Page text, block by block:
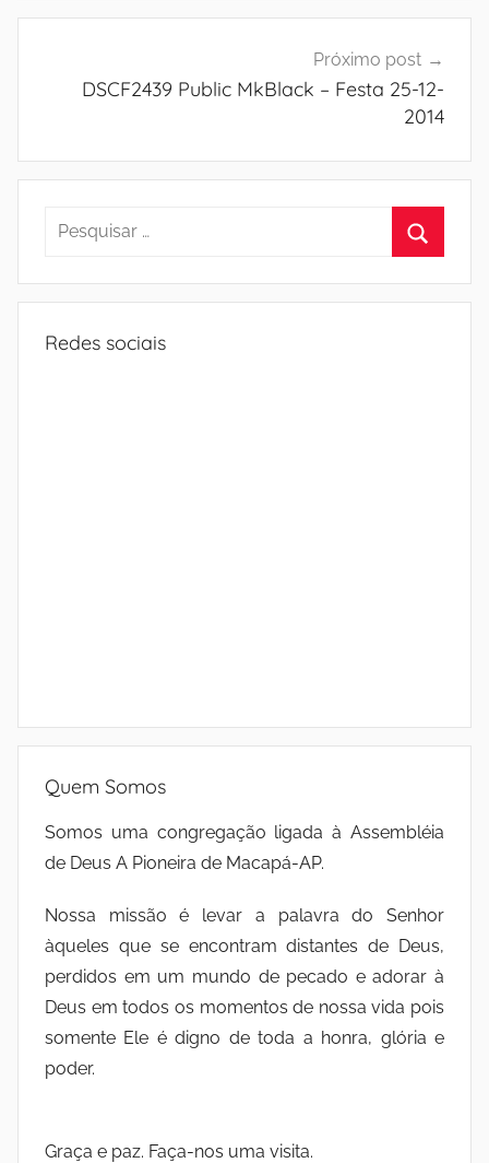
Próximo post
DSCF2439 Public MkBlack – Festa 25-12-
2014
Pesquisar
Redes sociais
Quem Somos
Somos uma congregação ligada à Assembléia
de Deus A Pioneira de Macapá-AP.
Nossa missão é levar a palavra do Senhor
àqueles que se encontram distantes de Deus,
perdidos em um mundo de pecado e adorar à
Deus em todos os momentos de nossa vida pois
somente Ele é digno de toda a honra, glória e
poder.
Graça e paz. Faça-nos uma visita.